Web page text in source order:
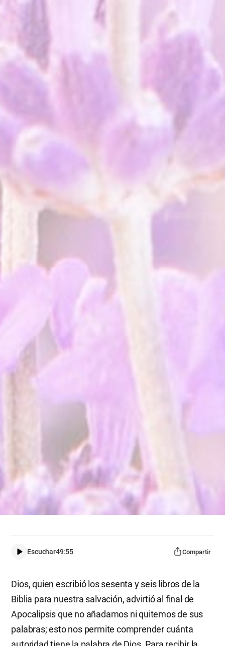
Escuchar49:55 Compartir
Dios, quien escribió los sesenta y seis libros de la
Biblia para nuestra salvación, advirtió al final de
Apocalipsis que no añadamos ni quitemos de sus
palabras; esto nos permite comprender cuánta